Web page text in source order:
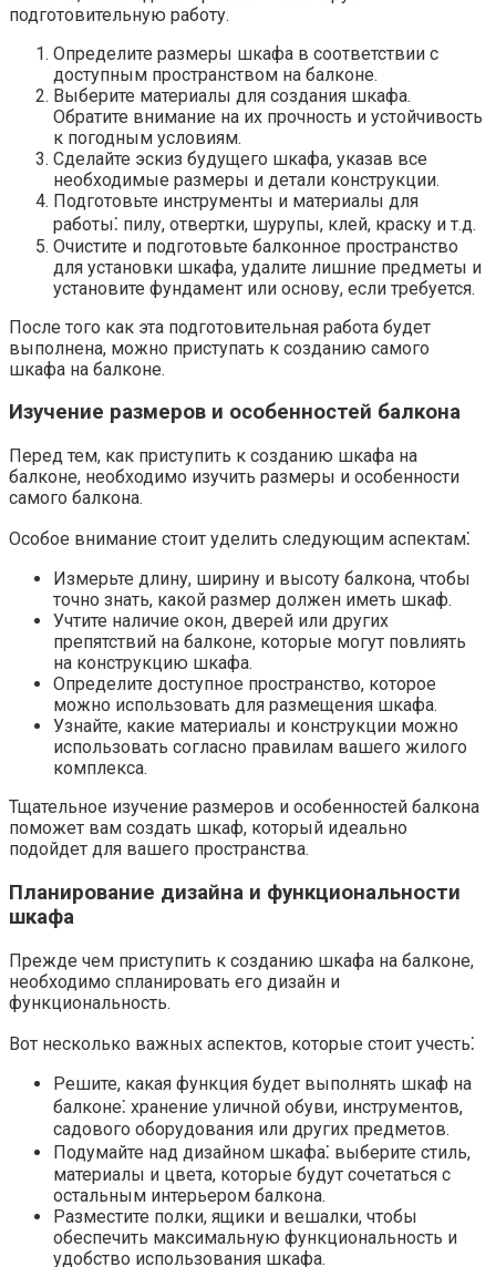
подготовительную работу.​
Определите размеры шкафа в соответствии с
доступным пространством на балконе.​
Выберите материалы для создания шкафа.​
Обратите внимание на их прочность и устойчивость
к погодным условиям.​
Сделайте эскиз будущего шкафа, указав все
необходимые размеры и детали конструкции.​
Подготовьте инструменты и материалы для
работы⁚ пилу, отвертки, шурупы, клей, краску и т.д.​
Очистите и подготовьте балконное пространство
для установки шкафа, удалите лишние предметы и
установите фундамент или основу, если требуется.​
После того как эта подготовительная работа будет
выполнена, можно приступать к созданию самого
шкафа на балконе.
Изучение размеров и особенностей балкона
Перед тем, как приступить к созданию шкафа на
балконе, необходимо изучить размеры и особенности
самого балкона.
Особое внимание стоит уделить следующим аспектам⁚
Измерьте длину, ширину и высоту балкона, чтобы
точно знать, какой размер должен иметь шкаф.
Учтите наличие окон, дверей или других
препятствий на балконе, которые могут повлиять
на конструкцию шкафа.​
Определите доступное пространство, которое
можно использовать для размещения шкафа.​
Узнайте, какие материалы и конструкции можно
использовать согласно правилам вашего жилого
комплекса.​
Тщательное изучение размеров и особенностей балкона
поможет вам создать шкаф, который идеально
подойдет для вашего пространства.​
Планирование дизайна и функциональности
шкафа
Прежде чем приступить к созданию шкафа на балконе,
необходимо спланировать его дизайн и
функциональность.
Вот несколько важных аспектов, которые стоит учесть⁚
Решите, какая функция будет выполнять шкаф на
балконе⁚ хранение уличной обуви, инструментов,
садового оборудования или других предметов.​
Подумайте над дизайном шкафа⁚ выберите стиль,
материалы и цвета, которые будут сочетаться с
остальным интерьером балкона.​
Разместите полки, ящики и вешалки, чтобы
обеспечить максимальную функциональность и
удобство использования шкафа.​